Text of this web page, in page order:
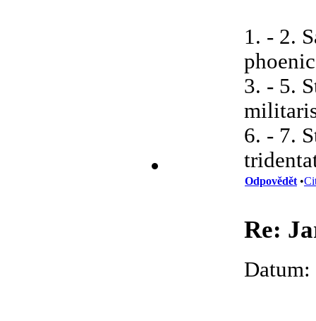
1. - 2.
3. - 5.
6. - 7.
Odpovědět •
Re: